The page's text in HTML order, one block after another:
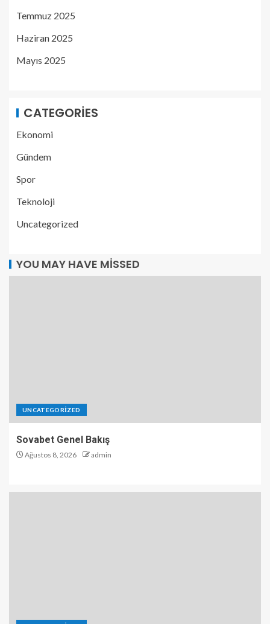
Temmuz 2025
Haziran 2025
Mayıs 2025
CATEGORIES
Ekonomi
Gündem
Spor
Teknoloji
Uncategorized
YOU MAY HAVE MISSED
UNCATEGORIZED
Sovabet Genel Bakış
Ağustos 8, 2026 admin